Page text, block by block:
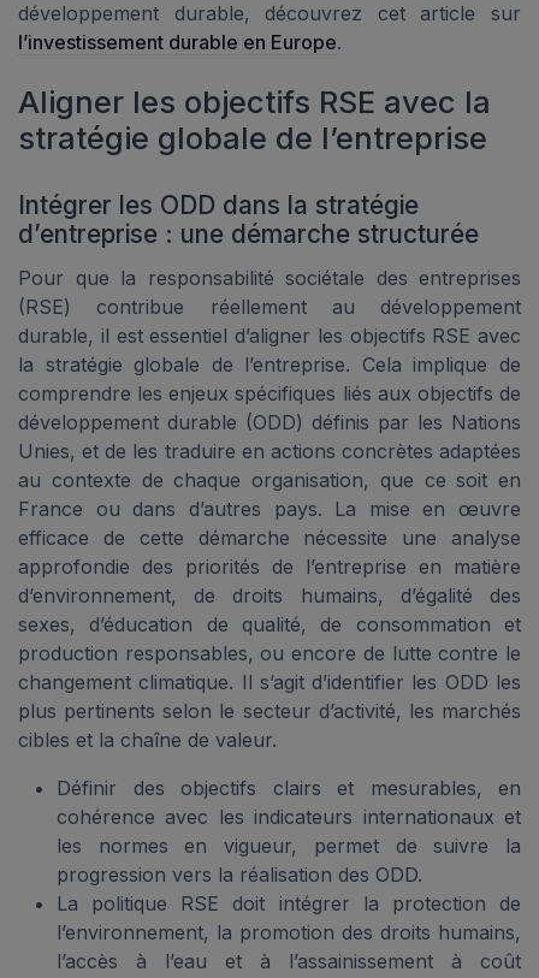
développement durable, découvrez cet article sur
l’investissement durable en Europe.
Aligner les objectifs RSE avec la
stratégie globale de l’entreprise
Intégrer les ODD dans la stratégie
d’entreprise : une démarche structurée
Pour que la responsabilité sociétale des entreprises
(RSE) contribue réellement au développement
durable, il est essentiel d’aligner les objectifs RSE avec
la stratégie globale de l’entreprise. Cela implique de
comprendre les enjeux spécifiques liés aux objectifs de
développement durable (ODD) définis par les Nations
Unies, et de les traduire en actions concrètes adaptées
au contexte de chaque organisation, que ce soit en
France ou dans d’autres pays. La mise en œuvre
efficace de cette démarche nécessite une analyse
approfondie des priorités de l’entreprise en matière
d’environnement, de droits humains, d’égalité des
sexes, d’éducation de qualité, de consommation et
production responsables, ou encore de lutte contre le
changement climatique. Il s’agit d’identifier les ODD les
plus pertinents selon le secteur d’activité, les marchés
cibles et la chaîne de valeur.
Définir des objectifs clairs et mesurables, en
cohérence avec les indicateurs internationaux et
les normes en vigueur, permet de suivre la
progression vers la réalisation des ODD.
La politique RSE doit intégrer la protection de
l’environnement, la promotion des droits humains,
l’accès à l’eau et à l’assainissement à coût